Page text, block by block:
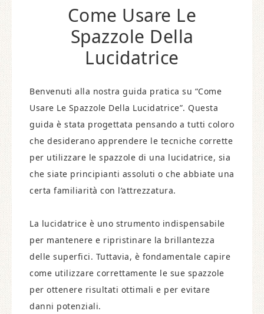
Come Usare Le
Spazzole Della
Lucidatrice
Benvenuti alla nostra guida pratica su “Come
Usare Le Spazzole Della Lucidatrice”. Questa
guida è stata progettata pensando a tutti coloro
che desiderano apprendere le tecniche corrette
per utilizzare le spazzole di una lucidatrice, sia
che siate principianti assoluti o che abbiate una
certa familiarità con l’attrezzatura.
La lucidatrice è uno strumento indispensabile
per mantenere e ripristinare la brillantezza
delle superfici. Tuttavia, è fondamentale capire
come utilizzare correttamente le sue spazzole
per ottenere risultati ottimali e per evitare
danni potenziali.